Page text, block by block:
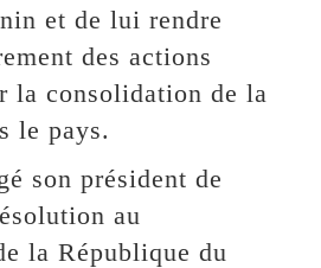
et de lui rendre
des actions
la consolidation de la
le pays.
son président de
au
la République du